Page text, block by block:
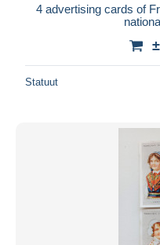
4 advertising cards of
Statuut